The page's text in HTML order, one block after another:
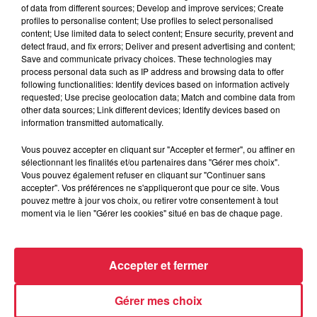
Le 28 août 2026 de 20h00 à 22h30
Séance anniversaire : Harry Potter à l'école
des sorciers au cinéma...
Du 29 août 2026 à 9h00 au 30 août 2026 à 18h30
70ème Course de Côte Turckheim - Trois Épis
2026
of data from different sources; Develop and improve services; Create
profiles to personalise content; Use profiles to select personalised
content; Use limited data to select content; Ensure security, prevent and
detect fraud, and fix errors; Deliver and present advertising and content;
Save and communicate privacy choices. These technologies may
process personal data such as IP address and browsing data to offer
following functionalities: Identify devices based on information actively
requested; Use precise geolocation data; Match and combine data from
other data sources; Link different devices; Identify devices based on
information transmitted automatically.
Vous pouvez accepter en cliquant sur "Accepter et fermer", ou affiner en
sélectionnant les finalités et/ou partenaires dans "Gérer mes choix".
Vous pouvez également refuser en cliquant sur "Continuer sans
accepter". Vos préférences ne s'appliqueront que pour ce site. Vous
pouvez mettre à jour vos choix, ou retirer votre consentement à tout
moment via le lien "Gérer les cookies" situé en bas de chaque page.
Gérer mes choix
Accepter et fermer